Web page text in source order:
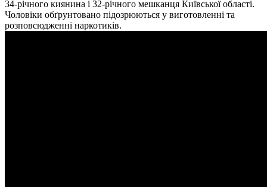
34-річного киянина і 32-річного мешканця Київської області.
Чоловіки обґрунтовано підозрюються у виготовленні та
розповсюдженні наркотиків.